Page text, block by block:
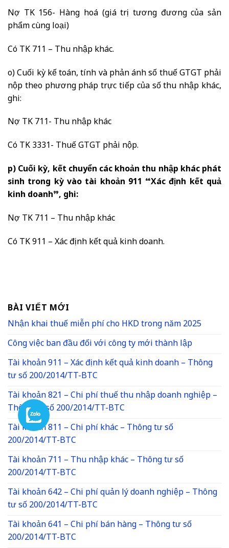
Nợ TK 156- Hàng hoá (giá trị tương đương của sản
phẩm cùng loại)
Có TK 711 – Thu nhập khác.
o) Cuối kỳ kế toán, tính và phản ánh số thuế GTGT phải
nộp theo phương pháp trực tiếp của số thu nhập khác,
ghi:
Nợ TK 711- Thu nhập khác
Có TK 3331- Thuế GTGT phải nộp.
p) Cuối kỳ, kết chuyển các khoản thu nhập khác phát
sinh trong kỳ vào tài khoản 911 “Xác định kết quả
kinh doanh”, ghi:
Nợ TK 711 – Thu nhập khác
Có TK 911 – Xác định kết quả kinh doanh.
BÀI VIẾT MỚI
Nhận khai thuế miễn phí cho HKD trong năm 2025
Công việc ban đầu đối với công ty mới thành lập
Tài khoản 911 – Xác định kết quả kinh doanh – Thông
tư số 200/2014/TT-BTC
Tài khoản 821 – Chi phí thuế thu nhập doanh nghiệp –
Thông tư số 200/2014/TT-BTC
Tài khoản 811 – Chi phí khác – Thông tư số
200/2014/TT-BTC
Tài khoản 711 – Thu nhập khác – Thông tư số
200/2014/TT-BTC
Tài khoản 642 – Chi phí quản lý doanh nghiệp – Thông
tư số 200/2014/TT-BTC
Tài khoản 641 – Chi phí bán hàng – Thông tư số
200/2014/TT-BTC